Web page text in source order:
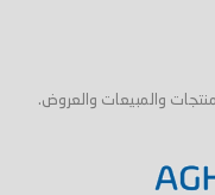
والمبيعات والعروض.